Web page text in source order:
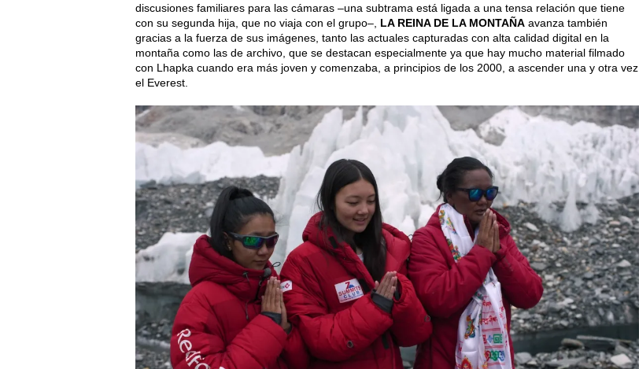
discusiones familiares para las cámaras –una subtrama está ligada a una tensa relación que tiene
con su segunda hija, que no viaja con el grupo–, LA REINA DE LA MONTAÑA avanza también
gracias a la fuerza de sus imágenes, tanto las actuales capturadas con alta calidad digital en la
montaña como las de archivo, que se destacan especialmente ya que hay mucho material filmado
con Lhapka cuando era más joven y comenzaba, a principios de los 2000, a ascender una y otra vez
el Everest.